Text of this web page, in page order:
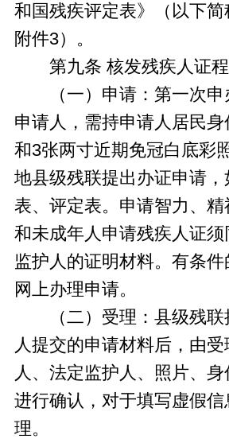
和国残疾评定表》（以下
附件3）。
第九条 核发残疾人证程
（一）申请：第一次申
申请人，需持申请人居民
和3张两寸近期免冠白底彩
地县级残联提出办证申请
表、评定表。申请智力、
和未成年人申请残疾人证须
监护人的证明材料。有条
网上办理申请。
（二）受理：县级残联
人提交的申请材料后，由
人、法定监护人、照片、
进行确认，对于填写虚假信
理。